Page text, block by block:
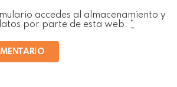
accedes al almacenamiento y
por parte de esta web.